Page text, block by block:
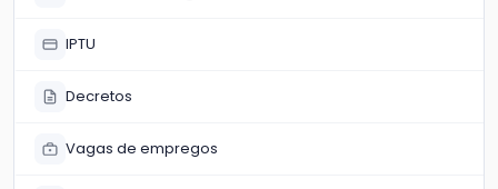
IPTU
Decretos
Vagas de empregos